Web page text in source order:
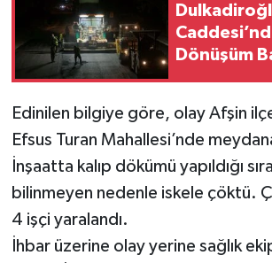
Dönüşüm
Edinilen bilgiye göre, olay Afşin
Efsus Turan Mahallesi’nde
İnşaatta kalıp dökümü yapıldığı
bilinmeyen nedenle iskele çöktü.
4 işçi yaralandı.
İhbar üzerine olay yerine sağlık